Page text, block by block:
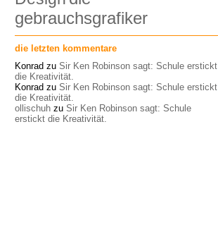
gebrauchsgrafiker
die letzten kommentare
Konrad zu Sir Ken Robinson sagt: Schule erstickt
die Kreativität.
Konrad zu Sir Ken Robinson sagt: Schule erstickt
die Kreativität.
ollischuh zu Sir Ken Robinson sagt: Schule
erstickt die Kreativität.